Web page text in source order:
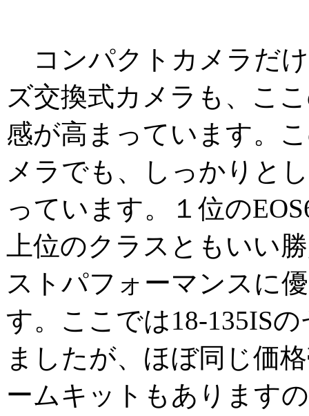
コンパクトカメラだ
ズ交換式カメラも、こ
感が高まっています。
メラでも、しっかりと
っています。１位の
上位のクラスともいい
ストパフォーマンスに
す。ここでは18-135IS
ましたが、ほぼ同じ価
ームキットもあります